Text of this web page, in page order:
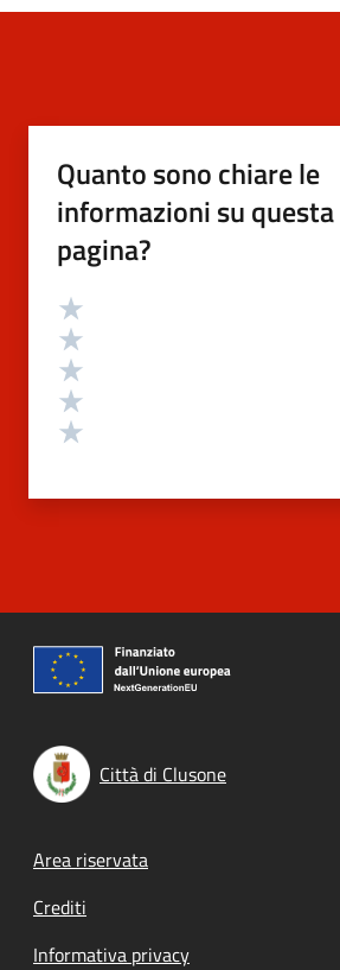
Quanto sono chiare le
informazioni su questa
pagina?
Valutazione
Città di Clusone
Footer menu
Area riservata
Crediti
Informativa privacy